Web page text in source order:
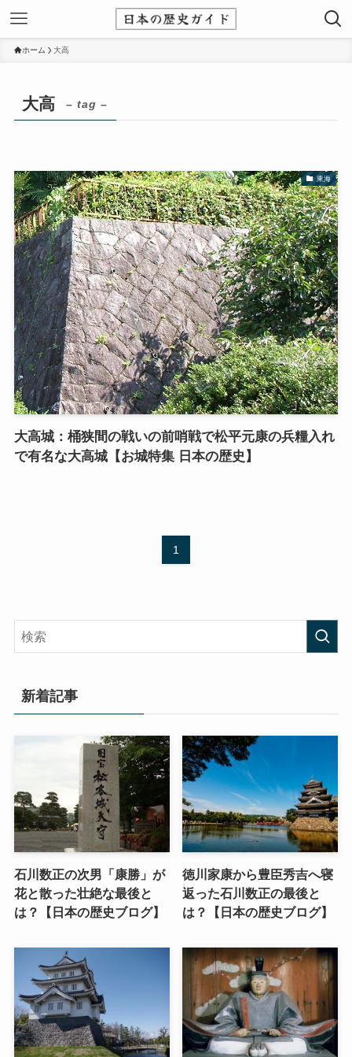
ホーム 大高
大高 – tag –
東海
大高城：桶狭間の戦いの前哨戦で松平元康の兵糧入れ
で有名な大高城【お城特集 日本の歴史】
1
新着記事
石川数正の次男「康勝」が
花と散った壮絶な最後と
は？【日本の歴史ブログ】
徳川家康から豊臣秀吉へ寝
返った石川数正の最後と
は？【日本の歴史ブログ】